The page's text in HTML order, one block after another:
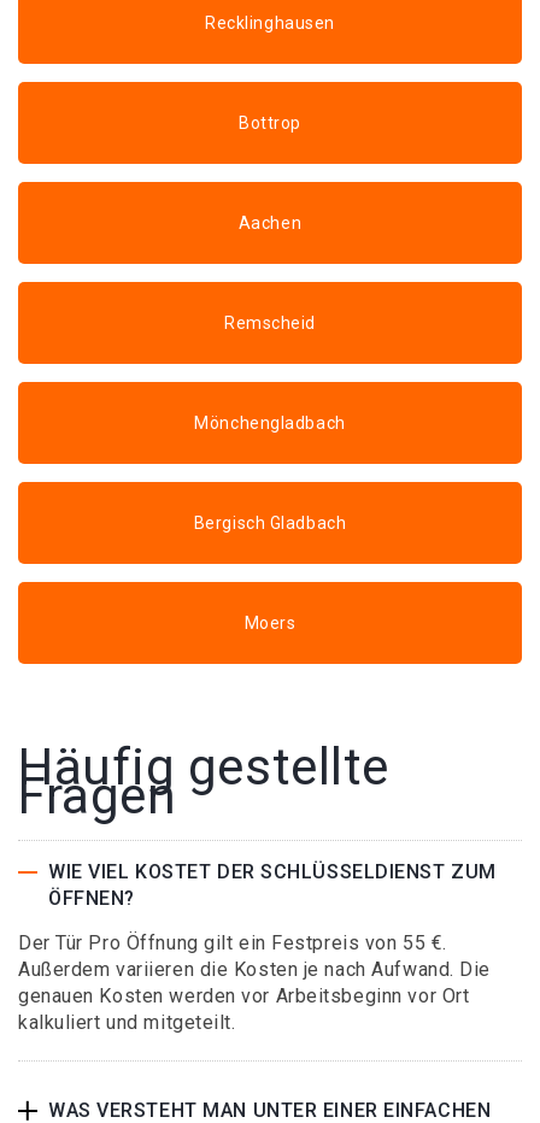
Recklinghausen
Bottrop
Aachen
Remscheid
Mönchengladbach
Bergisch Gladbach
Moers
Häufig gestellte
Fragen
WIE VIEL KOSTET DER SCHLÜSSELDIENST ZUM
ÖFFNEN?
Der Tür Pro Öffnung gilt ein Festpreis von 55 €.
Außerdem variieren die Kosten je nach Aufwand. Die
genauen Kosten werden vor Arbeitsbeginn vor Ort
kalkuliert und mitgeteilt.
WAS VERSTEHT MAN UNTER EINER EINFACHEN